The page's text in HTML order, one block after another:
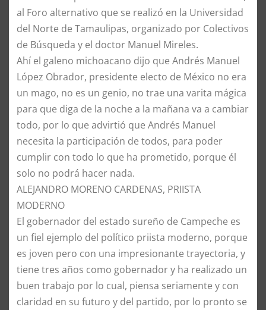
al Foro alternativo que se realizó en la Universidad
del Norte de Tamaulipas, organizado por Colectivos
de Búsqueda y el doctor Manuel Mireles.
Ahí el galeno michoacano dijo que Andrés Manuel
López Obrador, presidente electo de México no era
un mago, no es un genio, no trae una varita mágica
para que diga de la noche a la mañana va a cambiar
todo, por lo que advirtió que Andrés Manuel
necesita la participación de todos, para poder
cumplir con todo lo que ha prometido, porque él
solo no podrá hacer nada.
ALEJANDRO MORENO CARDENAS, PRIISTA
MODERNO
El gobernador del estado sureño de Campeche es
un fiel ejemplo del político priista moderno, porque
es joven pero con una impresionante trayectoria, y
tiene tres años como gobernador y ha realizado un
buen trabajo por lo cual, piensa seriamente y con
claridad en su futuro y del partido, por lo pronto se